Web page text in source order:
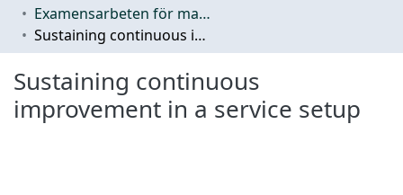
Examensarbeten för masterexamen
Sustaining continuous improvement in a service setup
Sustaining continuous
improvement in a service setup